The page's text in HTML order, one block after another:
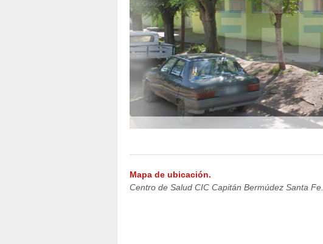
Mapa de ubicación.
Centro de Salud CIC Capitán Bermúdez Santa Fe.